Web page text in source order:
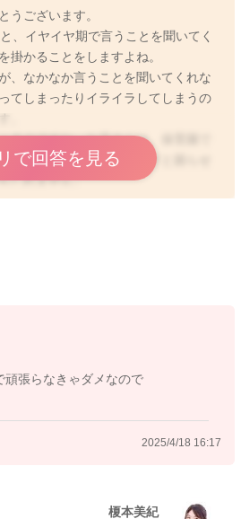
うございます。
、イヤイヤ期で言うことを聞いてく
掛かることをしますよね。
、なかなか言うことを聞いてくれな
てしまったりイライラしてしまうの
。
るのですね。お子さんは、保育園で
？ママに甘えて、家でわざと困らせ
しれません。
など今の辛い気持ちを話せる方はい
で回答を見る
張らなきゃダメなので
2025/4/18 16:17
榎本美紀